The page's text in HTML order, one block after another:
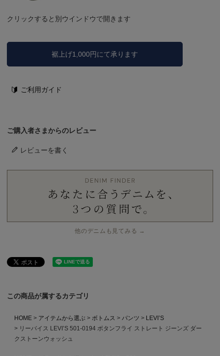
クリックすると別ウインドウで開きます
裾上げ1,000円にて承ります
ご利用ガイド
ご購入者さまからのレビュー
レビューを書く
他のデニムも見てみる →
この商品が属するカテゴリ
HOME アイテムから選ぶ ボトムス パンツ
LEVI’S
リーバイス LEVI’S 501-0194 ボタンフライ ストレート ジーンズ ダー
クストーンウォッシュ